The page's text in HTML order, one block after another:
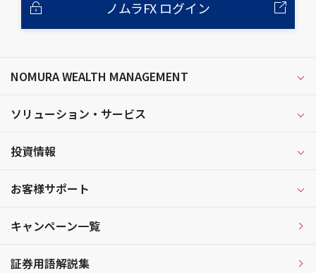
ノムラFX ログイン
NOMURA WEALTH MANAGEMENT
ソリューション・サービス
投資情報
お客様サポート
キャンペーン一覧
証券用語解説集